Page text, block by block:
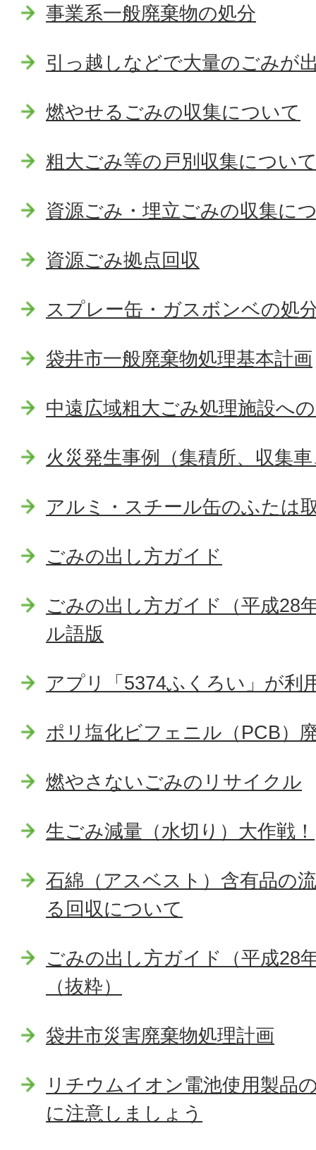
事業系一般廃棄物の処分
引っ越しなどで大量のごみが
燃やせるごみの収集について
粗大ごみ等の戸別収集につい
資源ごみ・埋立ごみの収集に
資源ごみ拠点回収
スプレー缶・ガスボンベの処
袋井市一般廃棄物処理基本計画
中遠広域粗大ごみ処理施設へ
火災発生事例（集積所、収集
アルミ・スチール缶のふたは
ごみの出し方ガイド
ごみの出し方ガイド（平成28
ル語版
アプリ「5374ふくろい」が利
ポリ塩化ビフェニル（PCB）
燃やさないごみのリサイクル
生ごみ減量（水切り）大作戦！
石綿（アスベスト）含有品の
る回収について
ごみの出し方ガイド（平成28
（抜粋）
袋井市災害廃棄物処理計画
リチウムイオン電池使用製品
に注意しましょう